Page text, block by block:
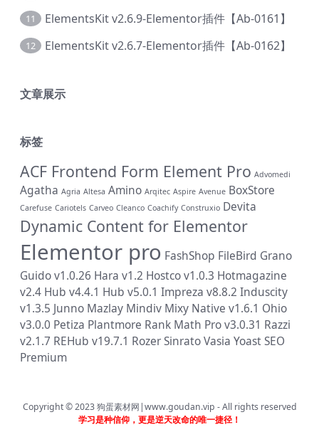
11 ElementsKit v2.6.9-Elementor插件【Ab-0161】
12 ElementsKit v2.6.7-Elementor插件【Ab-0162】
文章展示
标签
ACF Frontend Form Element Pro Advomedi
Agatha Agria Altesa Amino Arqitec Aspire Avenue BoxStore
Carefuse Cariotels Carveo Cleanco Coachify Construxio Devita
Dynamic Content for Elementor
Elementor pro FashShop FileBird Grano
Guido v1.0.26 Hara v1.2 Hostco v1.0.3 Hotmagazine
v2.4 Hub v4.4.1 Hub v5.0.1 Impreza v8.8.2 Induscity
v1.3.5 Junno Mazlay Mindiv Mixy Native v1.6.1 Ohio
v3.0.0 Petiza Plantmore Rank Math Pro v3.0.31 Razzi
v2.1.7 REHub v19.7.1 RozerSinratoVasia Yoast SEO
Premium
Copyright © 2023狗蛋素材网|www.goudan.vip - All rights reserved
学习是种信仰，更是逆天改命的唯一捷径！